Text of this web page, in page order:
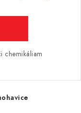
chemikáliam